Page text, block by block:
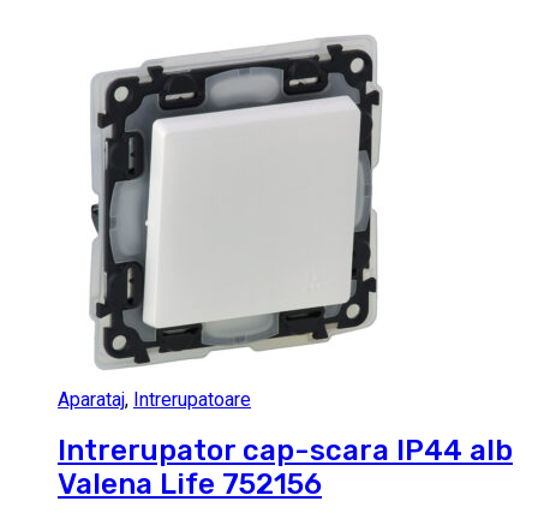
Aparataj, Intrerupatoare
Intrerupator cap-scara IP44 alb
Valena Life 752156